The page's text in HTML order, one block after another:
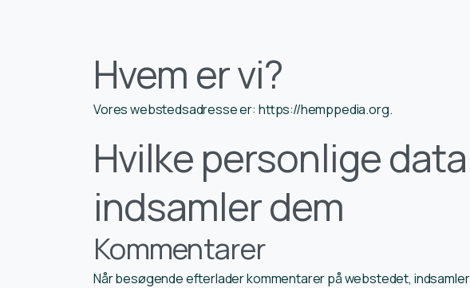
Hvem er vi?
Vores webstedsadresse er: https://hemppedia.org.
Hvilke personlige
indsamler dem
Kommentarer
Når besøgende efterlader kommentarer på webstedet,